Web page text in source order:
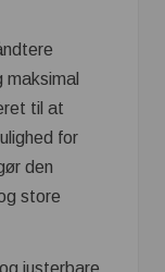
til at
for
den
store
justerbare